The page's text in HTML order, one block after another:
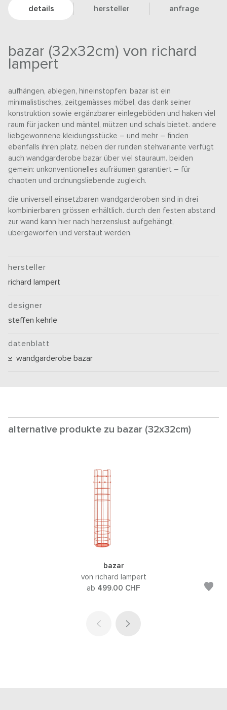
details hersteller anfrage
bazar (32x32cm) von richard
lampert
aufhängen, ablegen, hineinstopfen: bazar ist ein
minimalistisches, zeitgemässes möbel, das dank seiner
konstruktion sowie ergänzbarer einlegeböden und haken viel
raum für jacken und mäntel, mützen und schals bietet. andere
liebgewonnene kleidungsstücke – und mehr – finden
ebenfalls ihren platz. neben der runden stehvariante verfügt
auch wandgarderobe bazar über viel stauraum. beiden
gemein: unkonventionelles aufräumen garantiert – für
chaoten und ordnungsliebende zugleich.
die universell einsetzbaren wandgarderoben sind in drei
kombinierbaren grössen erhältlich. durch den festen abstand
zur wand kann hier nach herzenslust aufgehängt,
übergeworfen und verstaut werden.
hersteller
richard lampert
designer
steffen kehrle
datenblatt
wandgarderobe bazar
alternative produkte zu bazar (32x32cm)
bazar
von richard lampert
ab 499.00 CHF